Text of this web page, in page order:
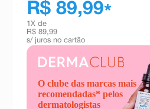
R$ 89,99*
1 X de
R$ 89,99
s/ juros no cartão
O clube das marcas mais
recomendadas* pelos
dermatologistas